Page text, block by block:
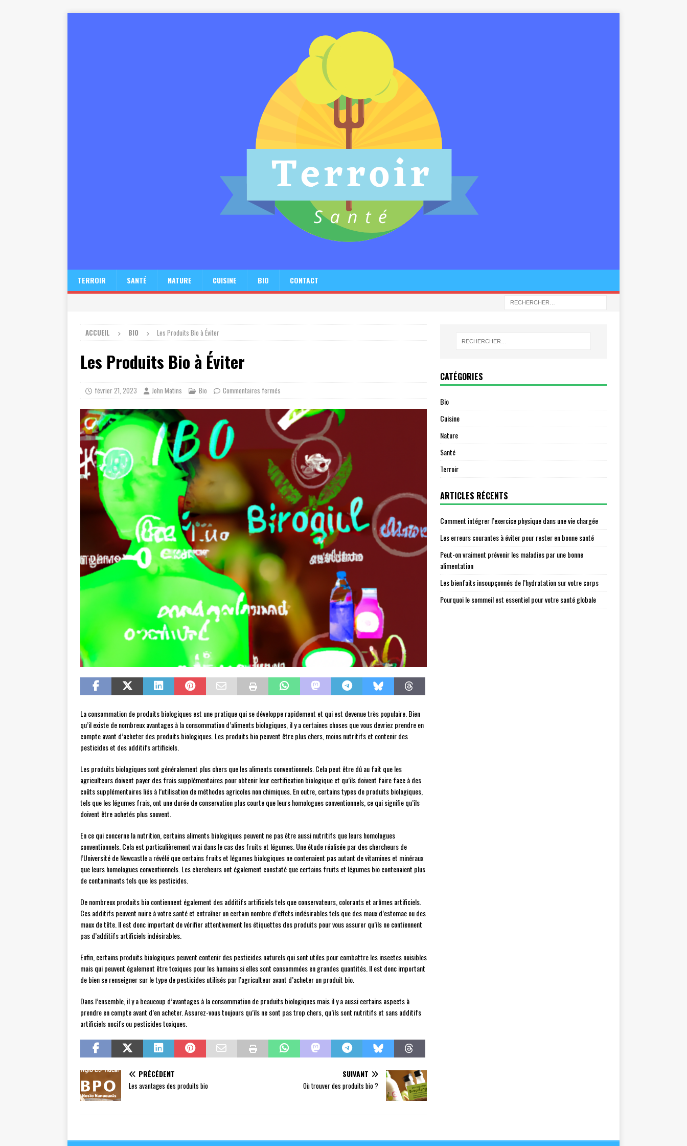
TERROIR SANTÉ NATURE CUISINE BIO CONTACT
ACCUEIL BIO Les Produits Bio à Éviter
Les Produits Bio à Éviter
février 21, 2023 John Matins Bio Commentaires fermés
La consommation de produits biologiques est une pratique qui se développe rapidement et qui est devenue très populaire. Bien
qu’il existe de nombreux avantages à la consommation d’aliments biologiques, il y a certaines choses que vous devriez prendre en
compte avant d’acheter des produits biologiques. Les produits bio peuvent être plus chers, moins nutritifs et contenir des
pesticides et des additifs artificiels.
Les produits biologiques sont généralement plus chers que les aliments conventionnels. Cela peut être dû au fait que les
agriculteurs doivent payer des frais supplémentaires pour obtenir leur certification biologique et qu’ils doivent faire face à des
coûts supplémentaires liés à l’utilisation de méthodes agricoles non chimiques. En outre, certains types de produits biologiques,
tels que les légumes frais, ont une durée de conservation plus courte que leurs homologues conventionnels, ce qui signifie qu’ils
doivent être achetés plus souvent.
En ce qui concerne la nutrition, certains aliments biologiques peuvent ne pas être aussi nutritifs que leurs homologues
conventionnels. Cela est particulièrement vrai dans le cas des fruits et légumes. Une étude réalisée par des chercheurs de
l’Université de Newcastle a révélé que certains fruits et légumes biologiques ne contenaient pas autant de vitamines et minéraux
que leurs homologues conventionnels. Les chercheurs ont également constaté que certains fruits et légumes bio contenaient plus
de contaminants tels que les pesticides.
De nombreux produits bio contiennent également des additifs artificiels tels que conservateurs, colorants et arômes artificiels.
Ces additifs peuvent nuire à votre santé et entraîner un certain nombre d’effets indésirables tels que des maux d’estomac ou des
maux de tête. Il est donc important de vérifier attentivement les étiquettes des produits pour vous assurer qu’ils ne contiennent
pas d’additifs artificiels indésirables.
Enfin, certains produits biologiques peuvent contenir des pesticides naturels qui sont utiles pour combattre les insectes nuisibles
mais qui peuvent également être toxiques pour les humains si elles sont consommées en grandes quantités. Il est donc important
de bien se renseigner sur le type de pesticides utilisés par l’agriculteur avant d’acheter un produit bio.
Dans l’ensemble, il y a beaucoup d’avantages à la consommation de produits biologiques mais il y a aussi certains aspects à
prendre en compte avant d’en acheter. Assurez-vous toujours qu’ils ne sont pas trop chers, qu’ils sont nutritifs et sans additifs
artificiels nocifs ou pesticides toxiques.
PRÉCÉDENT
Les avantages des produits bio
SUIVANT
Où trouver des produits bio ?
CATÉGORIES
Bio
Cuisine
Nature
Santé
Terroir
ARTICLES RÉCENTS
Comment intégrer l’exercice physique dans une vie chargée
Les erreurs courantes à éviter pour rester en bonne santé
Peut-on vraiment prévenir les maladies par une bonne
alimentation
Les bienfaits insoupçonnés de l’hydratation sur votre corps
Pourquoi le sommeil est essentiel pour votre santé globale